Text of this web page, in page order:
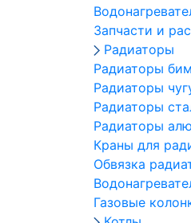
Запчасти и
Радиаторы
Радиаторы
Радиаторы
Радиаторы
Радиаторы
Краны для
Обвязка
Газовые